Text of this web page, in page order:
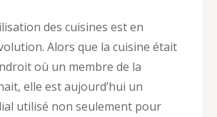
des cuisines est en
Alors que la cuisine était
où un membre de la
elle est aujourd’hui un
utilisé non seulement pour